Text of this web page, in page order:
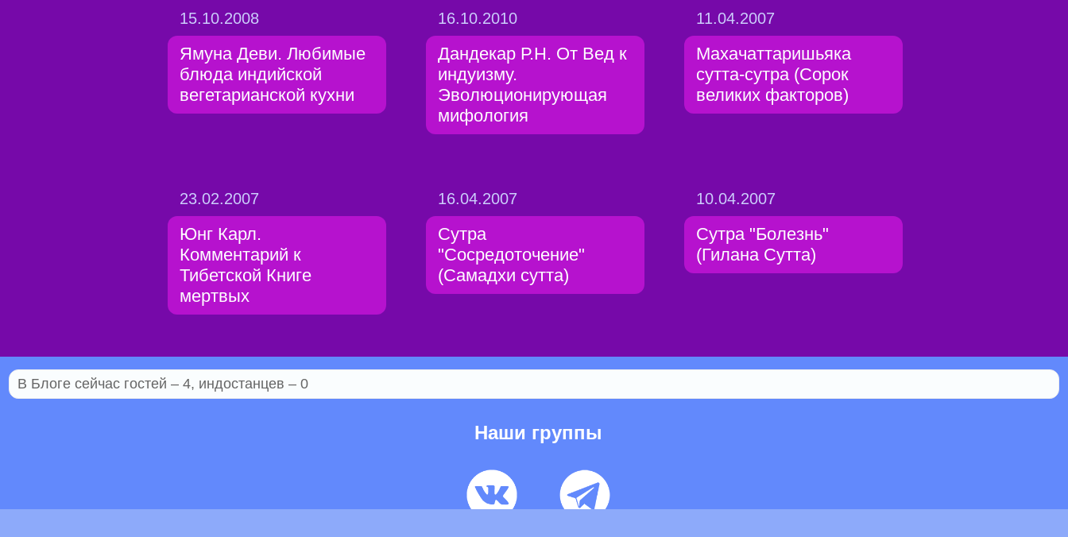
15.10.2008
Ямуна Деви. Любимые
блюда индийской
вегетарианской кухни
16.10.2010
Дандекар Р.Н. От Вед к
индуизму.
Эволюционирующая
мифология
11.04.2007
Махачаттаришьяка
сутта-сутра (Сорок
великих факторов)
23.02.2007
Юнг Карл.
Комментарий к
Тибетской Книге
мертвых
16.04.2007
Сутра
"Сосpедоточение"
(Самадхи сутта)
10.04.2007
Сутра "Болезнь"
(Гилана Сутта)
В Блоге сейчас гостей – 4, индостанцев – 0
Наши группы